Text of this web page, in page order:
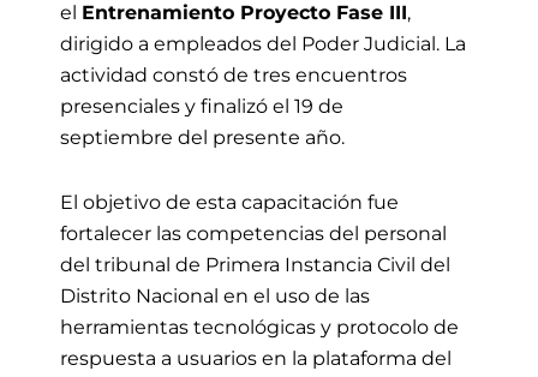
el Entrenamiento Proyecto Fase III,
dirigido a empleados del Poder Judicial . La
actividad constó de tres encuentros
presenciales y finalizó el 19 de
septiembre del presente año.
El objetivo de esta capacitación fue
fortalecer las competencias del personal
del tribunal de Primera Instancia Civil del
Distrito Nacional en el uso de las
herramientas tecnológicas y protocolo de
respuesta a usuarios en la plataforma del